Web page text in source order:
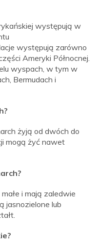
występują w
występują zarówno
Ameryki Północnej.
wyspach, w tym w
Bermudach i
żyją od dwóch do
mogą żyć nawet
i mają zaledwie
jasnozielone lub